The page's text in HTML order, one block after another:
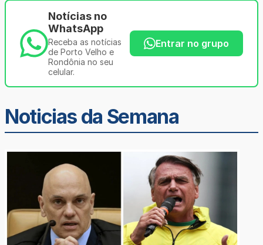
Notícias no
WhatsApp
Receba as notícias
de Porto Velho e
Rondônia no seu
celular.
Entrar no grupo
Noticias da Semana